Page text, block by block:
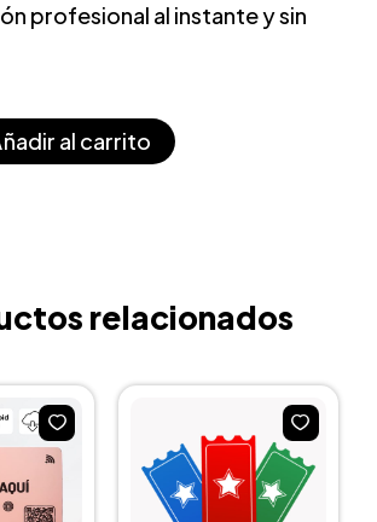
profesional al instante y sin
al carrito
relacionados